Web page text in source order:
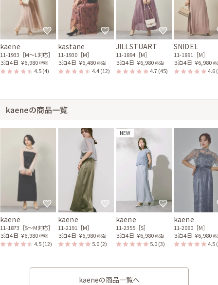
kaene
11-1933［M〜L対応］
３泊４日 ￥6,980 (税込)
4.5(4)
kastane
11-1930［M］
３泊４日 ￥6,480 (税込)
4.4(12)
JILLSTUART
11-1894［M］
３泊４日 ￥6,980 (税込)
4.7(45)
SNIDEL
11-1891［M］
３泊４日 ￥6,980 (
4.6
kaeneの商品一覧
kaene
11-1873［S〜M対応］
３泊４日 ￥6,980 (税込)
4.5(12)
kaene
11-2191［M］
３泊４日 ￥6,980 (税込)
5.0(2)
NEW
kaene
11-2355［S］
３泊４日 ￥6,980 (税込)
5.0(3)
kaene
11-2060［M］
３泊４日 ￥6,980 (
4.5
kaeneの商品一覧へ